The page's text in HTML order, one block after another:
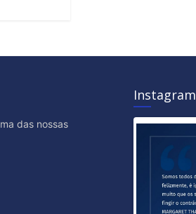
das nossas
Instagram